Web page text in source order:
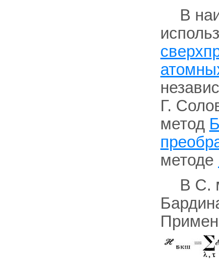
В
Г.
метод
методе
В С.